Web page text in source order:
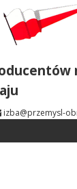
izba@przemysl-